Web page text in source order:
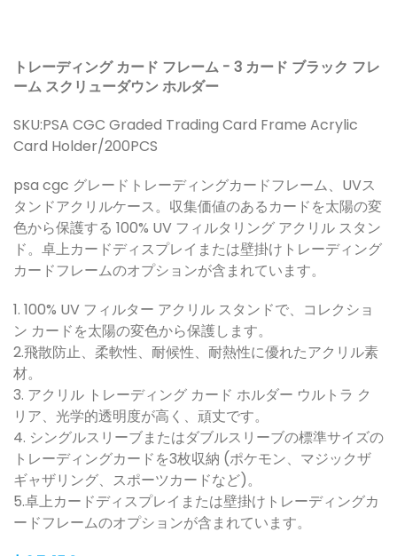
トレーディング カード フレーム - 3 カード ブラック フレ
ーム スクリューダウン ホルダー
SKU:PSA CGC Graded Trading Card Frame Acrylic
Card Holder/200PCS
psa cgc グレードトレーディングカードフレーム、UVス
タンドアクリルケース。収集価値のあるカードを太陽の変
色から保護する 100% UV フィルタリング アクリル スタン
ド。卓上カードディスプレイまたは壁掛けトレーディング
カードフレームのオプションが含まれています。
1. 100% UV フィルター アクリル スタンドで、コレクショ
ン カードを太陽の変色から保護します。
2.飛散防止、柔軟性、耐候性、耐熱性に優れたアクリル素
材。
3. アクリル トレーディング カード ホルダー ウルトラ ク
リア、光学的透明度が高く、頑丈です。
4. シングルスリーブまたはダブルスリーブの標準サイズの
トレーディングカードを3枚収納 (ポケモン、マジックザ
ギャザリング、スポーツカードなど)。
5.卓上カードディスプレイまたは壁掛けトレーディングカ
ードフレームのオプションが含まれています。